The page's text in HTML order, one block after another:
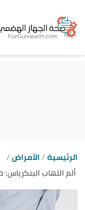
الرئيسية الأمراض
ألم التهاب